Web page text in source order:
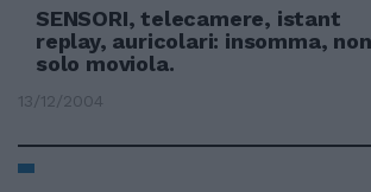
SENSORI, telecamere, istant
replay, auricolari: insomma, non
solo moviola.
13/12/2004